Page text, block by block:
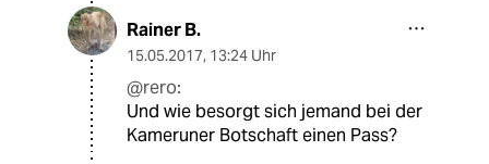
Rainer B.
15.05.2017, 13:24 Uhr
@rero:
Und wie besorgt sich jemand bei der
Kameruner Botschaft einen Pass?